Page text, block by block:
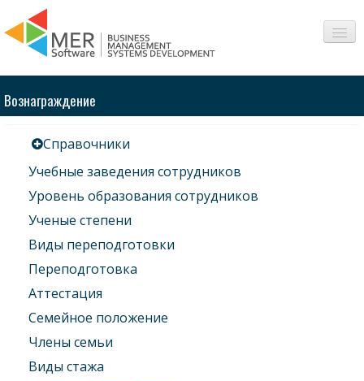
Сферы
Интересное
Вознаграждение
Справочники
Учебные заведения сотрудников
Уровень образования сотрудников
Ученые степени
Виды переподготовки
Переподготовка
Аттестация
Семейное положение
Члены семьи
Виды стажа